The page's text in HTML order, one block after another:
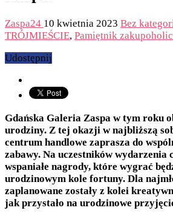
Zaspa24 10 kwietnia 2023 Bez
TRÓJMIEŚCIE, Pamiętnik
Udostępnij
Gdańska Galeria Zaspa w tym roku
urodziny. Z tej okazji w najbliższą
centrum handlowe zaprasza do
zabawy. Na uczestników wydarzenia
wspaniałe nagrody, które wygrać
urodzinowym kole fortuny. Dla
zaplanowane zostały z kolei
jak przystało na urodzinowe